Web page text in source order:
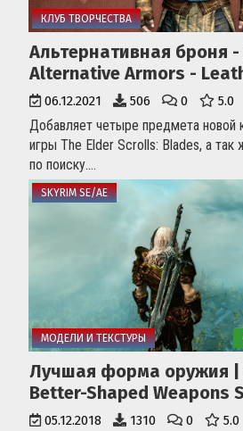
КЛУБ ТВОРЧЕСТВА
Альтернативная броня -
Alternative Armors -
06.12.2021 506 0 5.0
Добавляет четыре предмета новой
игры The Elder Scrolls: Blades, а
по поиску....
SKYRIM SE/AE
МОДЕЛИ И ТЕКСТУРЫ
Лучшая форма оружия |
Better-Shaped Weapons
05.12.2018 1310 0 5.0